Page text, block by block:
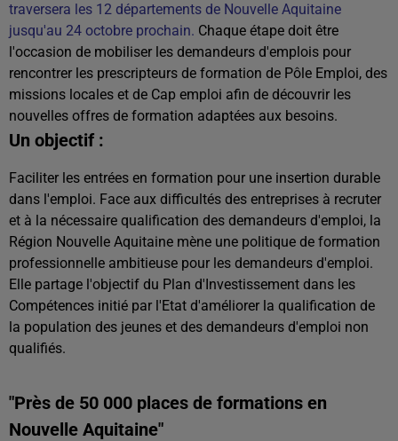
traversera les 12 départements de Nouvelle Aquitaine
jusqu'au 24 octobre prochain. Chaque étape doit être
l'occasion de mobiliser les demandeurs d'emplois pour
rencontrer les prescripteurs de formation de Pôle Emploi, des
missions locales et de Cap emploi afin de découvrir les
nouvelles offres de formation adaptées aux besoins.
Un objectif :
Faciliter les entrées en formation pour une insertion durable
dans l'emploi. Face aux difficultés des entreprises à recruter
et à la nécessaire qualification des demandeurs d'emploi, la
Région Nouvelle Aquitaine mène une politique de formation
professionnelle ambitieuse pour les demandeurs d'emploi.
Elle partage l'objectif du Plan d'Investissement dans les
Compétences initié par l'Etat d'améliorer la qualification de
la population des jeunes et des demandeurs d'emploi non
qualifiés.
"Près de 50 000 places de formations en
Nouvelle Aquitaine"